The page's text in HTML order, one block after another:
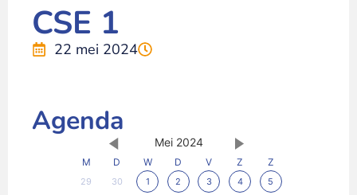
CSE 1
22 mei 2024
Agenda
Mei 2024
M D W D V Z Z
29 30 1 2 3 4 5